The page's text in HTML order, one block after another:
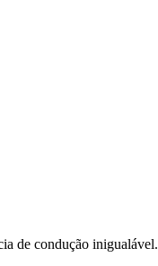
de condução inigualável.